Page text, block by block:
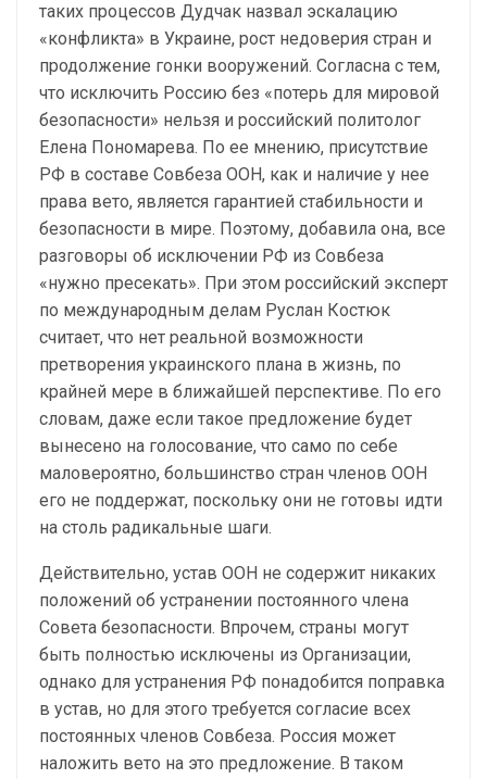
таких процессов Дудчак назвал эскалацию
«конфликта» в Украине, рост недоверия стран и
продолжение гонки вооружений. Согласна с тем,
что исключить Россию без «потерь для мировой
безопасности» нельзя и российский политолог
Елена Пономарева. По ее мнению, присутствие
РФ в составе Совбеза ООН, как и наличие у нее
права вето, является гарантией стабильности и
безопасности в мире. Поэтому, добавила она, все
разговоры об исключении РФ из Совбеза
«нужно пресекать». При этом российский эксперт
по международным делам Руслан Костюк
считает, что нет реальной возможности
претворения украинского плана в жизнь, по
крайней мере в ближайшей перспективе. По его
словам, даже если такое предложение будет
вынесено на голосование, что само по себе
маловероятно, большинство стран членов ООН
его не поддержат, поскольку они не готовы идти
на столь радикальные шаги.
Действительно, устав ООН не содержит никаких
положений об устранении постоянного члена
Совета безопасности. Впрочем, страны могут
быть полностью исключены из Организации,
однако для устранения РФ понадобится поправка
в устав, но для этого требуется согласие всех
постоянных членов Совбеза. Россия может
наложить вето на это предложение. В таком